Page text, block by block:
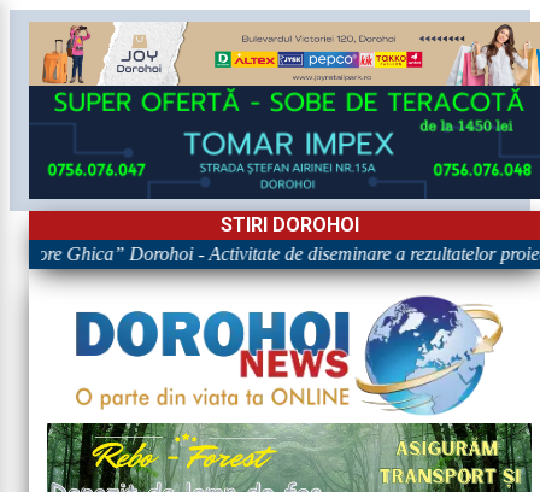
STIRI DOROHOI
Ghica” Dorohoi - Activitate de diseminare a rezultatelor